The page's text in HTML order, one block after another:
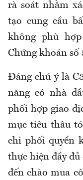
rà soát nhằm
tạo cung cầu
không phù
Chứng khoán
Đáng chú ý là
năng có nhà
phối hợp giao
mục tiêu thâu
chi phối quyền
thực hiện đầy
đến chào mua